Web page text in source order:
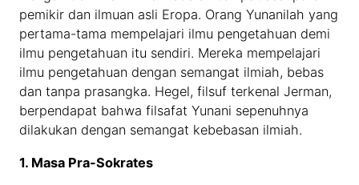
pemikir dan ilmuan asli Eropa. Orang Yunanilah yang
pertama-tama mempelajari ilmu pengetahuan demi
ilmu pengetahuan itu sendiri. Mereka mempelajari
ilmu pengetahuan dengan semangat ilmiah, bebas
dan tanpa prasangka. Hegel, filsuf terkenal Jerman,
berpendapat bahwa filsafat Yunani sepenuhnya
dilakukan dengan semangat kebebasan ilmiah.
1. Masa Pra-Sokrates